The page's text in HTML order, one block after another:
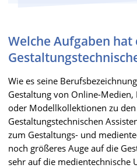
Welche Aufgaben hat
Wie es seine
Gestaltung von Online-Medien,
oder Modellkollektionen zu
Gestaltungstechnischen
zum Gestaltungs- und
noch größeres Auge auf die
sehr auf die medientechnische